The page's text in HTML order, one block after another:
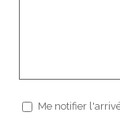
Me notifier